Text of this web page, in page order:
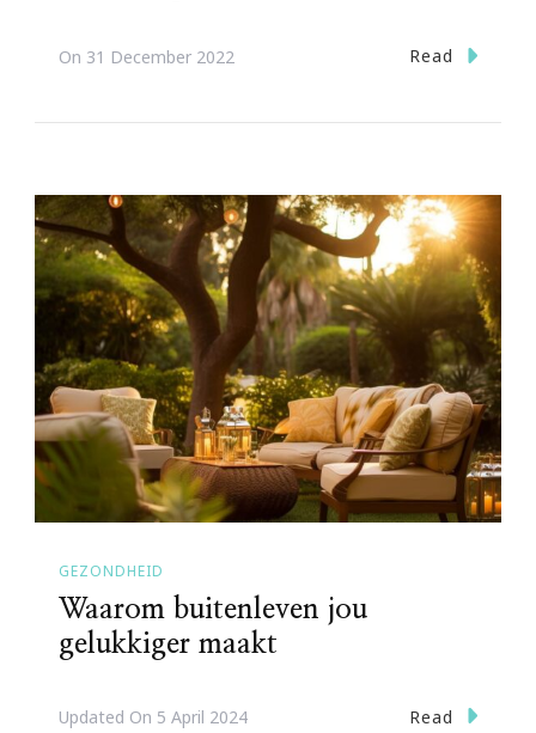
On 31 December 2022 Read
GEZONDHEID
Waarom buitenleven jou
gelukkiger maakt
Updated On 5 April 2024 Read